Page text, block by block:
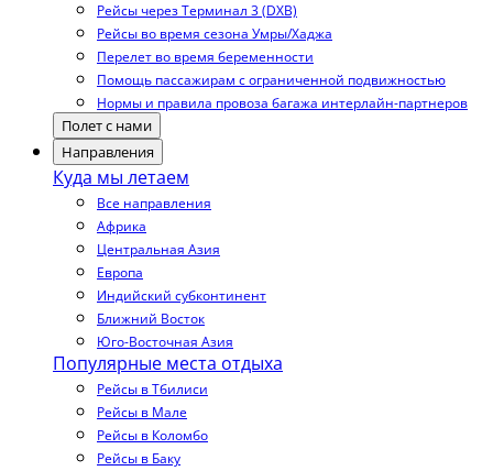
Рейсы через Терминал 3 (DXB)
Рейсы во время сезона Умры/Хаджа
Перелет во время беременности
Помощь пассажирам с ограниченной подвижностью
Нормы и правила провоза багажа интерлайн-партнеров
Полет с нами
Направления
Куда мы летаем
Все направления
Африка
Центральная Азия
Европа
Индийский субконтинент
Ближний Восток
Юго-Восточная Азия
Популярные места отдыха
Рейсы в Тбилиси
Рейсы в Мале
Рейсы в Коломбо
Рейсы в Баку